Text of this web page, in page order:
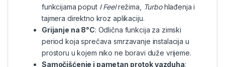
funkcijama poput I Feelrežima, Turbohlađenja i
tajmera direktno kroz aplikaciju.
Grijanje na 8°C: Odlična funkcija za zimski
period koja sprečava smrzavanje instalacija u
prostoru u kojem niko ne boravi duže vrijeme.
Samočišćenje i pametan protok vazduha: